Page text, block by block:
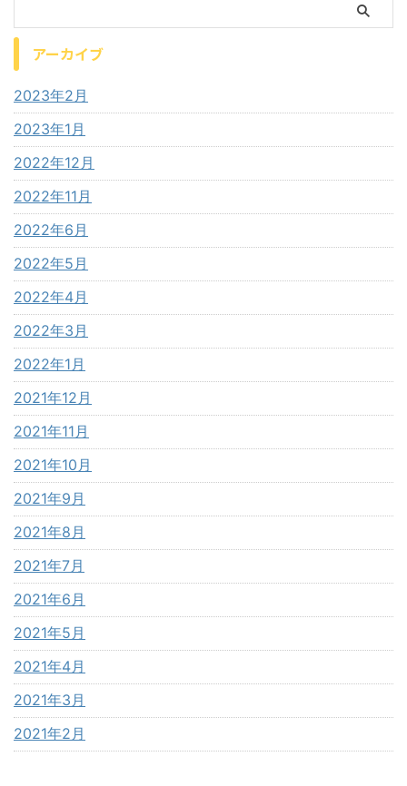
アーカイブ
2023年2月
2023年1月
2022年12月
2022年11月
2022年6月
2022年5月
2022年4月
2022年3月
2022年1月
2021年12月
2021年11月
2021年10月
2021年9月
2021年8月
2021年7月
2021年6月
2021年5月
2021年4月
2021年3月
2021年2月